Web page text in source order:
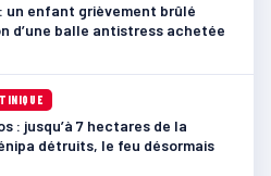
un enfant grièvement brûlé
d’une balle antistress achetée
: jusqu’à 7 hectares de la
détruits, le feu désormais